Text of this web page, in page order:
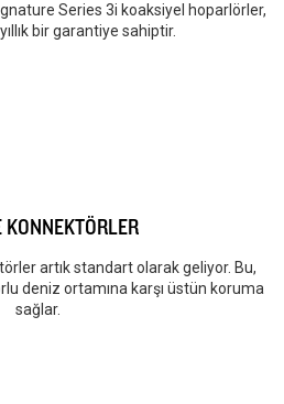
Series 3i koaksiyel hoparlörler,
bir garantiye sahiptir.
artık standart olarak geliyor. Bu,
deniz ortamına karşı üstün koruma
sağlar.